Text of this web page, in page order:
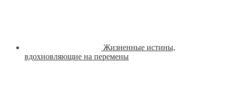
Жизненные истины,
вдохновляющие на перемены